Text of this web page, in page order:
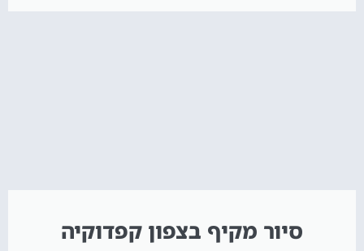
סיור מקיף בצפון קפדוקיה